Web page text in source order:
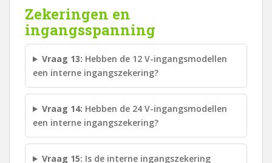
Zekeringen en
ingangsspanning
Vraag 13: Hebben de 12 V-ingangsmodellen
een interne ingangszekering?
Vraag 14: Hebben de 24 V-ingangsmodellen
een interne ingangszekering?
Vraag 15: Is de interne ingangszekering